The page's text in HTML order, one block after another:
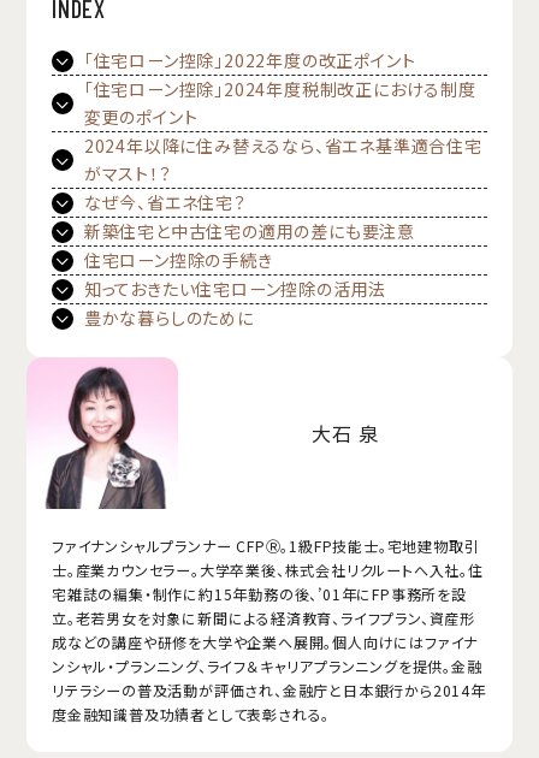
INDEX
「住宅ローン控除」2022年度の改正ポイント
「住宅ローン控除」2024年度税制改正における制度
変更のポイント
2024年以降に住み替えるなら、省エネ基準適合住宅
がマスト！？
なぜ今、省エネ住宅？
新築住宅と中古住宅の適用の差にも要注意
住宅ローン控除の手続き
知っておきたい住宅ローン控除の活用法
豊かな暮らしのために
大石 泉
ファイナンシャルプランナー CFPⓇ。1級FP技能士。宅地建物取引
士。産業カウンセラー。大学卒業後、株式会社リクルートへ入社。住
宅雑誌の編集・制作に約15年勤務の後、’01年にFP事務所を設
立。老若男女を対象に新聞による経済教育、ライフプラン、資産形
成などの講座や研修を大学や企業へ展開。個人向けにはファイナ
ンシャル・プランニング、ライフ＆キャリアプランニングを提供。金融
リテラシーの普及活動が評価され、金融庁と日本銀行から2014年
度金融知識普及功績者として表彰される。